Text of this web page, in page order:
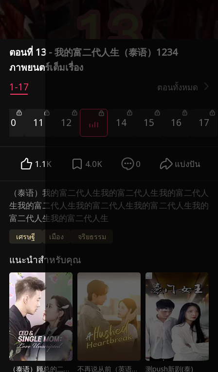
ตอนที่ 13 - 我的富二代人生（泰语）1234
ภาพยนตร์เต็มเรื่อง
1-17
ตอนทั้งหมด
10 11 12 14 15 16 17
1.1K 4.0K 0 แบ่งปัน
（泰语）我的富二代人生我的富二代人生我的富二代人
生我的富二代人生我的富二代人生我的富二代人生我的
富二代人生我的富二代人生
เศรษฐี เมือง จริยธรรม
แนะนำสำหรับคุณ
（泰语）顾总的二婚
不再说从前（英语）
测push新剧(泰)